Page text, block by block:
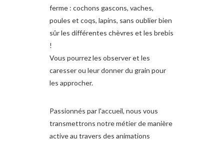
ferme : cochons gascons, vaches,
poules et coqs, lapins, sans oublier bien
sûr les différentes chèvres et les brebis
!
Vous pourrez les observer et les
caresser ou leur donner du grain pour
les approcher.
Passionnés par l'accueil, nous vous
transmettrons notre métier de manière
active au travers des animations